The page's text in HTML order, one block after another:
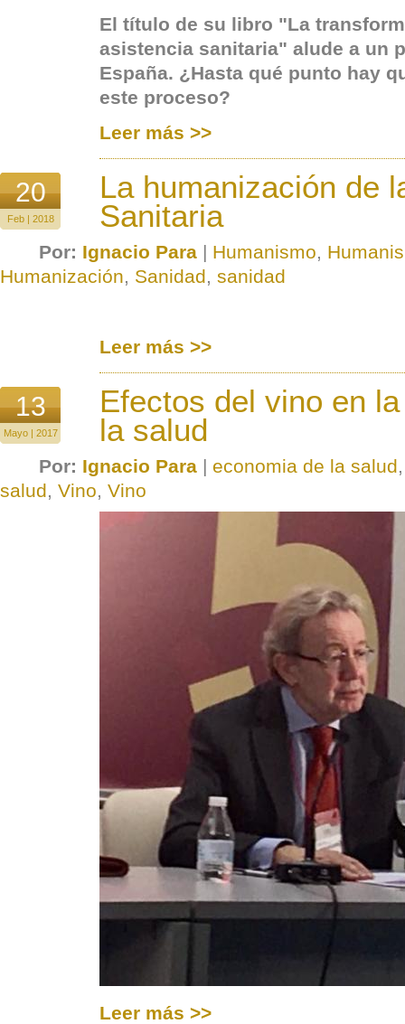
El título de su libro "La
asistencia sanitaria" alude a un
España. ¿Hasta qué punto hay
este proceso?
Leer más >>
20
Feb | 2018
La humanización de
Sanitaria
Por: Ignacio Para | Humanismo,
Humanización, Sanidad, sanidad
Leer más >>
13
Mayo | 2017
Efectos del vino en
la salud
Por: Ignacio Para | economia de la salud
salud, Vino, Vino
Leer más >>